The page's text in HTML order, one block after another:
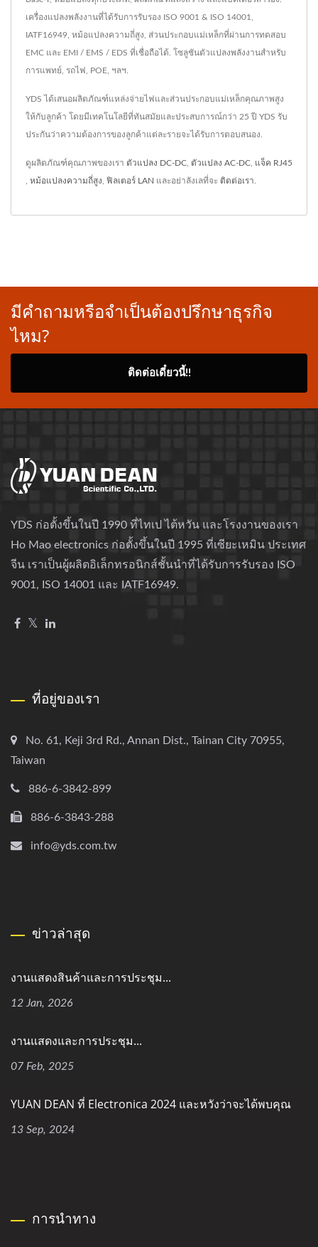
เครื่องแปลงพลังงานที่ได้รับการรับรอง ISO 9001 & ISO 14001,
IATF16949, หม้อแปลงความถี่สูง, ส่วนประกอบแม่เหล็กที่ผ่านการทดสอบ
EMC และ EMI / EMS / EDS ที่เชื่อถือได้. โซลูชันตัวแปลงพลังงานสำหรับ
การแพทย์, รถไฟ, POE, ฯลฯ.
YDS ได้เสนอผลิตภัณฑ์แหล่งจ่ายไฟและส่วนประกอบแม่เหล็กคุณภาพสูง
ให้กับลูกค้า โดยมีเทคโนโลยีที่ทันสมัยและประสบการณ์กว่า 25 ปี YDS รับ
ประกันว่าความต้องการของลูกค้าแต่ละรายจะได้รับการตอบสนอง.
ดูผลิตภัณฑ์คุณภาพของเรา ตัวแปลง DC-DC ตัวแปลง AC-DC แจ็ค RJ45
หม้อแปลงความถี่สูง ฟิลเตอร์ LAN และอย่าลังเลที่จะ ติดต่อเรา
มีคำถามหรือจำเป็นต้องปรึกษาธุรกิจ
ไหม?
ติดต่อเดี๋ยวนี้!!
YDS ก่อตั้งขึ้นในปี 1990 ที่ไทเป ไต้หวัน และโรงงานของเรา
Ho Mao electronics ก่อตั้งขึ้นในปี 1995 ที่เซียะเหมิน ประเทศ
จีน เราเป็นผู้ผลิตอิเล็กทรอนิกส์ชั้นนำที่ได้รับการรับรอง ISO
9001, ISO 14001 และ IATF16949.
ที่อยู่ของเรา
No. 61, Keji 3rd Rd., Annan Dist., Tainan City 70955,
Taiwan
886-6-3842-899
886-6-3843-288
info@yds.com.tw
ข่าวล่าสุด
งานแสดงสินค้าและการประชุม...
12 Jan, 2026
งานแสดงและการประชุม...
07 Feb, 2025
YUAN DEAN ที่ Electronica 2024 และหวังว่าจะได้พบคุณ
13 Sep, 2024
การนำทาง